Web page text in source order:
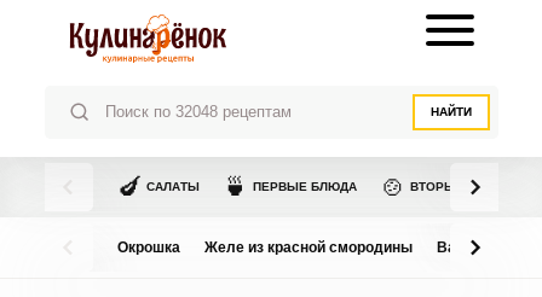
НАЙТИ
🍆 САЛАТЫ 🍵 ПЕРВЫЕ БЛЮДА 🍲 ВТОРЫЕ БЛЮДА
Окрошка Желе из красной смородины Варенье из